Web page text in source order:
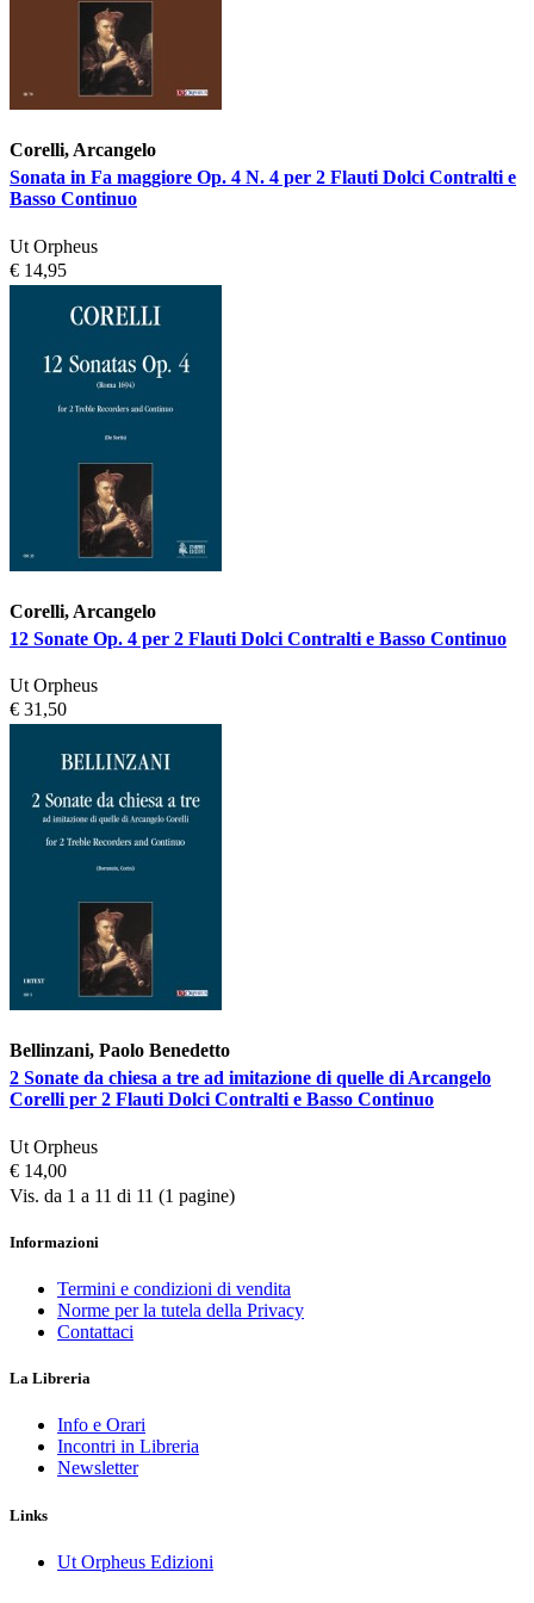
Corelli, Arcangelo
Sonata in Fa maggiore Op. 4 N. 4 per 2 Flauti Dolci Contralti e
Basso Continuo
Ut Orpheus
€ 14,95
Corelli, Arcangelo
12 Sonate Op. 4 per 2 Flauti Dolci Contralti e Basso Continuo
Ut Orpheus
€ 31,50
Bellinzani, Paolo Benedetto
2 Sonate da chiesa a tre ad imitazione di quelle di Arcangelo
Corelli per 2 Flauti Dolci Contralti e Basso Continuo
Ut Orpheus
€ 14,00
Vis. da 1 a 11 di 11 (1 pagine)
Informazioni
Termini e condizioni di vendita
Norme per la tutela della Privacy
Contattaci
La Libreria
Info e Orari
Incontri in Libreria
Newsletter
Links
Ut Orpheus Edizioni